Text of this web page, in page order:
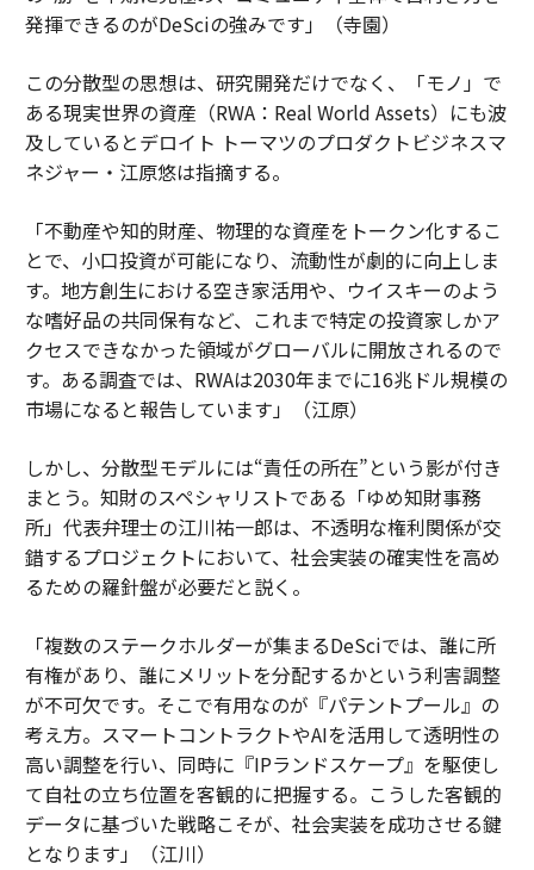
発揮できるのがDeSciの強みです」（寺園）
この分散型の思想は、研究開発だけでなく、「モノ」で
ある現実世界の資産（RWA：Real World Assets）にも波
及しているとデロイト トーマツのプロダクトビジネスマ
ネジャー・江原悠は指摘する。
「不動産や知的財産、物理的な資産をトークン化するこ
とで、小口投資が可能になり、流動性が劇的に向上しま
す。地方創生における空き家活用や、ウイスキーのよう
な嗜好品の共同保有など、これまで特定の投資家しかア
クセスできなかった領域がグローバルに開放されるので
す。ある調査では、RWAは2030年までに16兆ドル規模の
市場になると報告しています」（江原）
しかし、分散型モデルには“責任の所在”という影が付き
まとう。知財のスペシャリストである「ゆめ知財事務
所」代表弁理士の江川祐一郎は、不透明な権利関係が交
錯するプロジェクトにおいて、社会実装の確実性を高め
るための羅針盤が必要だと説く。
「複数のステークホルダーが集まるDeSciでは、誰に所
有権があり、誰にメリットを分配するかという利害調整
が不可欠です。そこで有用なのが『パテントプール』の
考え方。スマートコントラクトやAIを活用して透明性の
高い調整を行い、同時に『IPランドスケープ』を駆使し
て自社の立ち位置を客観的に把握する。こうした客観的
データに基づいた戦略こそが、社会実装を成功させる鍵
となります」（江川）